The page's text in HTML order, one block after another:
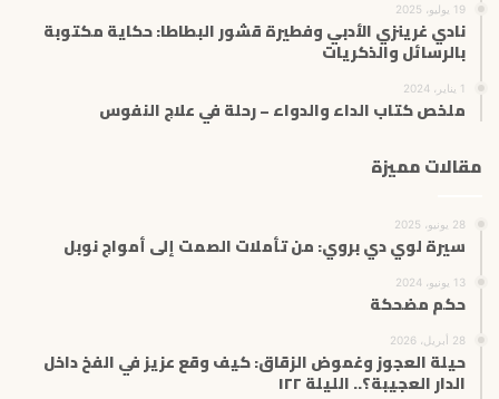
19 يوليو، 2025
نادي غرينزي الأدبي وفطيرة قشور البطاطا: حكاية مكتوبة
بالرسائل والذكريات
1 يناير، 2024
ملخص كتاب الداء والدواء – رحلة في علاج النفوس
مقالات مميزة
28 يونيو، 2025
سيرة لوي دي بروي: من تأملات الصمت إلى أمواج نوبل
13 يونيو، 2024
حكم مضحكة
28 أبريل، 2026
حيلة العجوز وغموض الزقاق: كيف وقع عزيز في الفخ داخل
الدار العجيبة؟.. الليلة ١٢٢